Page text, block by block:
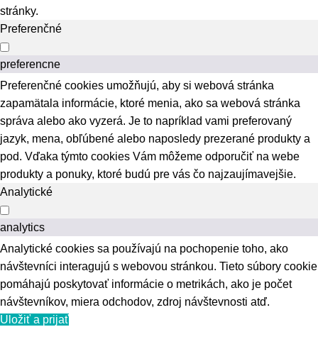
stránky.
Preferenčné
preferencne
Preferenčné cookies umožňujú, aby si webová stránka
zapamätala informácie, ktoré menia, ako sa webová stránka
správa alebo ako vyzerá. Je to napríklad vami preferovaný
jazyk, mena, obľúbené alebo naposledy prezerané produkty a
pod. Vďaka týmto cookies Vám môžeme odporučiť na webe
produkty a ponuky, ktoré budú pre vás čo najzaujímavejšie.
Analytické
analytics
Analytické cookies sa používajú na pochopenie toho, ako
návštevníci interagujú s webovou stránkou. Tieto súbory cookie
pomáhajú poskytovať informácie o metrikách, ako je počet
návštevníkov, miera odchodov, zdroj návštevnosti atď.
Uložiť a prijať